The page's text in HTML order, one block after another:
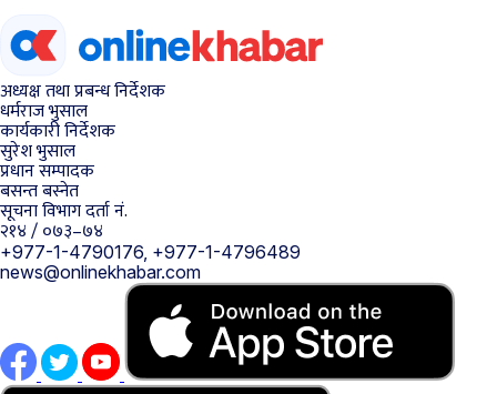
अध्यक्ष तथा प्रबन्ध निर्देशक
धर्मराज भुसाल
कार्यकारी निर्देशक
सुरेश भुसाल
प्रधान सम्पादक
बसन्त बस्नेत
सूचना विभाग दर्ता नं.
२१४ / ०७३–७४
+977-1-4790176, +977-1-4796489
news@onlinekhabar.com